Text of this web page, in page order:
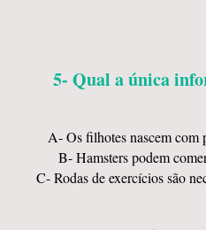
5- Qual a única
A- Os filhotes nascem com
B- Hamsters podem
C- Rodas de exercícios são